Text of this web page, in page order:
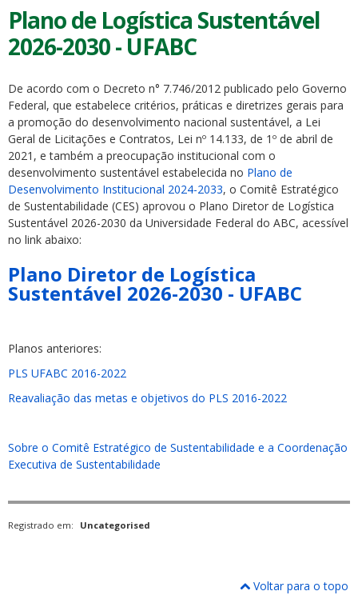
Plano de Logística Sustentável
2026-2030 - UFABC
De acordo com o Decreto n° 7.746/2012 publicado pelo Governo
Federal, que estabelece critérios, práticas e diretrizes gerais para
a promoção do desenvolvimento nacional sustentável, a Lei
Geral de Licitações e Contratos, Lei nº 14.133, de 1º de abril de
2021, e também a preocupação institucional com o
desenvolvimento sustentável estabelecida no Plano de
Desenvolvimento Institucional 2024-2033, o Comitê Estratégico
de Sustentabilidade (CES) aprovou o Plano Diretor de Logística
Sustentável 2026-2030 da Universidade Federal do ABC, acessível
no link abaixo:
Plano Diretor de Logística
Sustentável 2026-2030 - UFABC
Planos anteriores:
PLS UFABC 2016-2022
Reavaliação das metas e objetivos do PLS 2016-2022
Sobre o Comitê Estratégico de Sustentabilidade e a Coordenação
Executiva de Sustentabilidade
Registrado em: Uncategorised
Voltar para o topo